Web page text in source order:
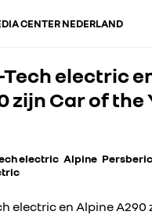
CENTER NEDERLAND
Tech electric
zijn Car of the
electric Alpine
electric en Alpine A290